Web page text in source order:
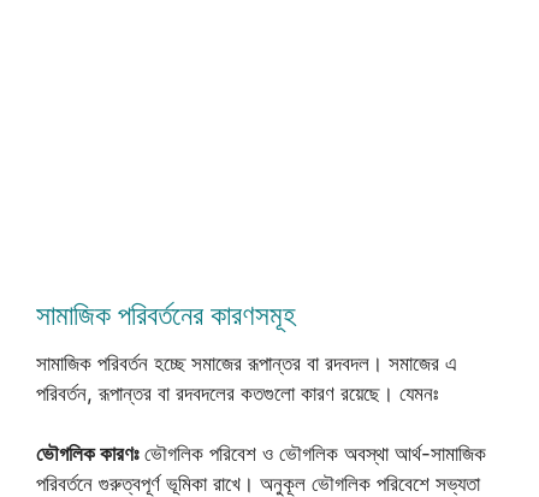
সামাজিক পরিবর্তনের কারণসমূহ
সামাজিক পরিবর্তন হচ্ছে সমাজের রূপান্তর বা রদবদল। সমাজের এ
পরিবর্তন, রূপান্তর বা রদবদলের কতগুলো কারণ রয়েছে। যেমনঃ
ভৌগলিক কারণঃভৌগলিক পরিবেশ ও ভৌগলিক অবস্থা আর্থ-সামাজিক
পরিবর্তনে গুরুত্বপূর্ণ ভূমিকা রাখে। অনুকূল ভৌগলিক পরিবেশে সভ্যতা